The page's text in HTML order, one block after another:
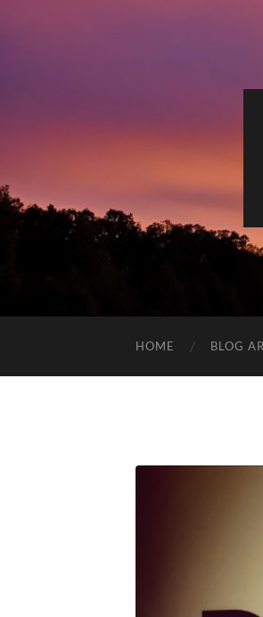
HOME BLOG